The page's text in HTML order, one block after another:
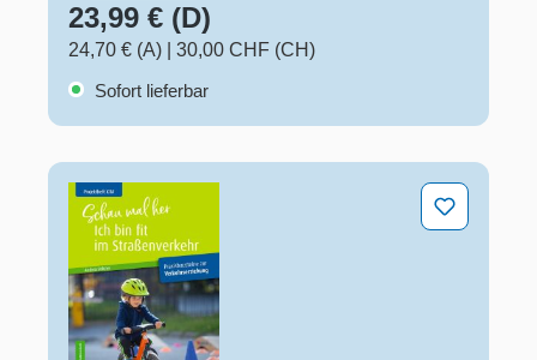
23,99 € (D)
24,70 € (A)
30,00 CHF (CH)
Sofort lieferbar
Schau mal her, ich bin fit im Straßenverkehr